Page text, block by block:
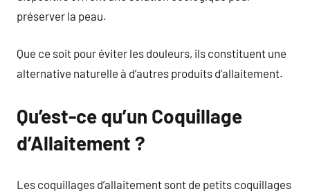
préserver la peau.
Que ce soit pour éviter les douleurs, ils constituent une
alternative naturelle à d’autres produits d’allaitement.
Qu’est-ce qu’un Coquillage
d’Allaitement ?
Les coquillages d’allaitement sont de petits coquillages